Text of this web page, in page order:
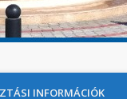
INFORMÁCIÓK